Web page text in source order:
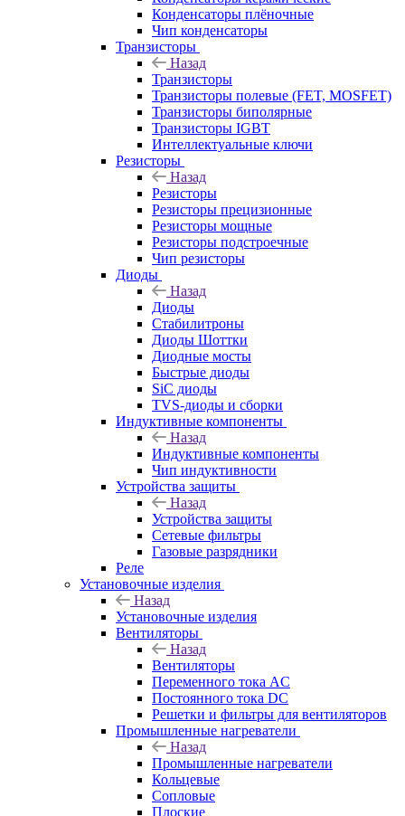
Конденсаторы плёночные
Чип конденсаторы
Транзисторы
Назад
Транзисторы
Транзисторы полевые (FET, MOSFET)
Транзисторы биполярные
Транзисторы IGBT
Интеллектуальные ключи
Резисторы
Назад
Резисторы
Резисторы прецизионные
Резисторы мощные
Резисторы подстроечные
Чип резисторы
Диоды
Назад
Диоды
Стабилитроны
Диоды Шоттки
Диодные мосты
Быстрые диоды
SiC диоды
TVS-диоды и сборки
Индуктивные компоненты
Назад
Индуктивные компоненты
Чип индуктивности
Устройства защиты
Назад
Устройства защиты
Сетевые фильтры
Газовые разрядники
Реле
Установочные изделия
Назад
Установочные изделия
Вентиляторы
Назад
Вентиляторы
Переменного тока AC
Постоянного тока DC
Решетки и фильтры для вентиляторов
Промышленные нагреватели
Назад
Промышленные нагреватели
Кольцевые
Сопловые
Плоские